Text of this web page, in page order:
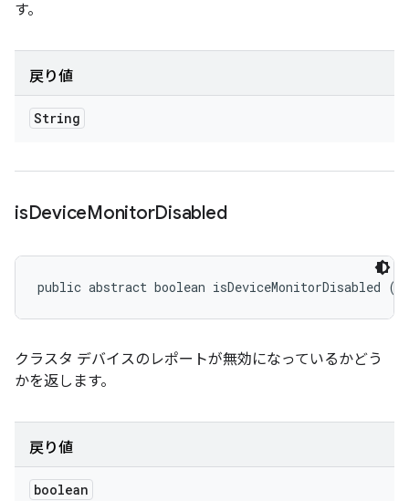
す。
戻り値
String
isDeviceMonitorDisabled
public abstract boolean isDeviceMonitorDisabled ()
クラスタ デバイスのレポートが無効になっているかどう
かを返します。
戻り値
boolean